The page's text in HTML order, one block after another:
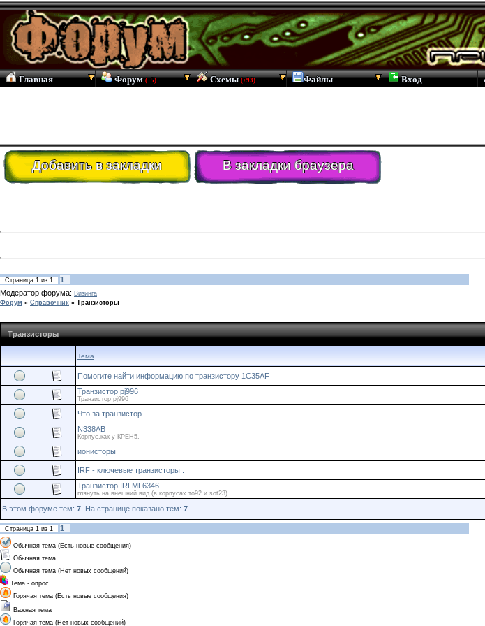
Главная Форум(+5) Схемы(+93) Файлы Вход
Добавить в закладки В закладки браузера
Страница 1 из 1
1
Модератор форума: Визинга
Форум » Справочник » Транзисторы
Транзисторы
Тема
Помогите найти информацию по транзистору 1С35AF
Транзистор pj996
Транзистор pj996
Что за транзистор
N338AB
Корпус,как у КРЕН5.
ионисторы
IRF - ключевые транзисторы .
Транзистор IRLML6346
глянуть на внешний вид (в корпусах то92 и sot23)
В этом форуме тем: 7 . На странице показано тем: 7
Страница 1 из 1 1
Обычная тема (Есть новые сообщения)
Обычная тема
Обычная тема (Нет новых сообщений)
Тема - опрос
Горячая тема (Есть новые сообщения)
Важная тема
Горячая тема (Нет новых сообщений)